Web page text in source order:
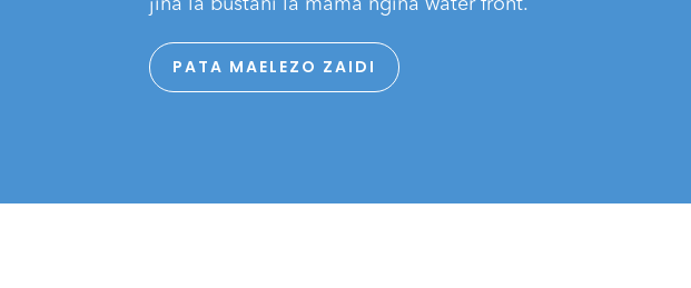
jina la bustani la mama ngina water front.
PATA MAELEZO ZAIDI